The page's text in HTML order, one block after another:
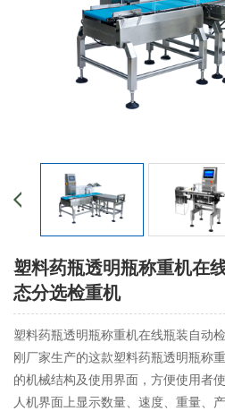
塑料药瓶透明瓶称重机在
态分选检重机
塑料药瓶透明瓶称重机在线瓶装自动
刚厂家生产的这款塑料药瓶透明瓶称
的机械结构及使用界面，方便使用者
人机界面上显示数量、速度、重量、